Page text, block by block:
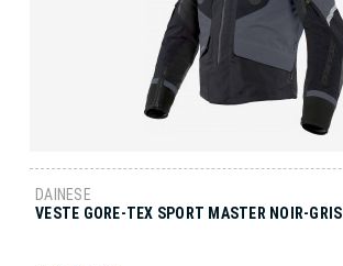
DAINESE
VESTE GORE-TEX SPORT MASTER NOIR-GRIS